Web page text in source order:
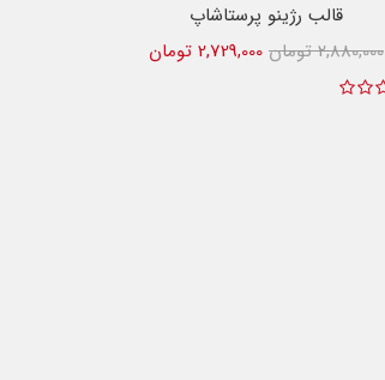
قالب رژینو پرستاشاپ
2,729,000 تومان
2,880,000 تومان